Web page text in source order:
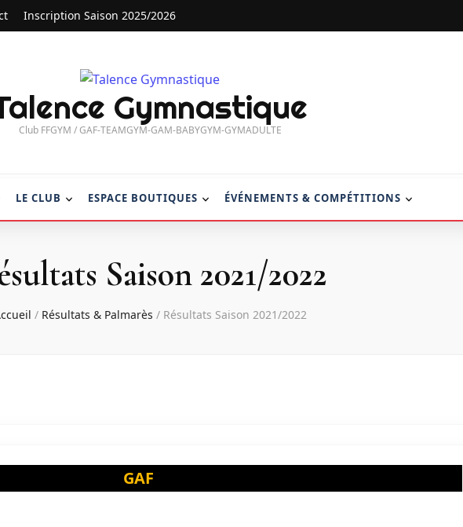
Inscription Saison 2025/2026
Gymnastique
Club FFGYM / GAF-TEAMGYM-GAM-BABYGYM-GYMADULTE
LE CLUB ESPACE BOUTIQUES ÉVÉNEMENTS & COMPÉTITIONS
Saison 2021/2022
/ Résultats & Palmarès / Résultats Saison 2021/2022
GAF